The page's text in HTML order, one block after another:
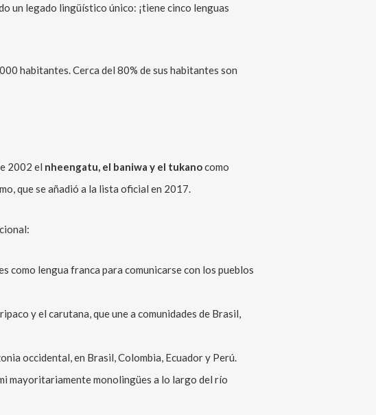
un legado lingüístico único: ¡tiene cinco lenguas
habitantes. Cerca del 80% de sus habitantes son
2002 el nheengatu, el baniwa y el tukanocomo
que se añadió a la lista oficial en 2017.
lengua franca para comunicarse con los pueblos
y el carutana, que une a comunidades de Brasil,
occidental, en Brasil, Colombia, Ecuador y Perú.
mayoritariamente monolingües a lo largo del río